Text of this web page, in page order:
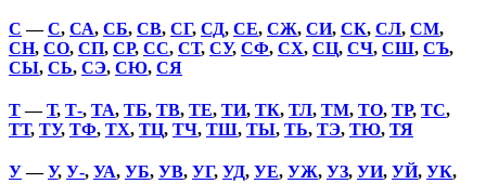
С —С, СА, СБ, СВ, СГ, СД, СЕ, СЖ, СИ, СК, СЛ, СМ,
СН, СО, СП, СР, СС, СТ, СУ, СФ, СХ, СЦ, СЧ, СШ, СЪ,
СЫ, СЬ, СЭ, СЮ, СЯ
Т—Т, Т-, ТА, ТБ, ТВ, ТЕ, ТИ, ТК, ТЛ, ТМ, ТО, ТР, ТС,
ТТ, ТУ, ТФ, ТХ, ТЦ, ТЧ, ТШ, ТЫ, ТЬ, ТЭ, ТЮ, ТЯ
У—У, У-, УА, УБ, УВ, УГ, УД, УЕ, УЖ, УЗ, УИ, УЙ, УК,